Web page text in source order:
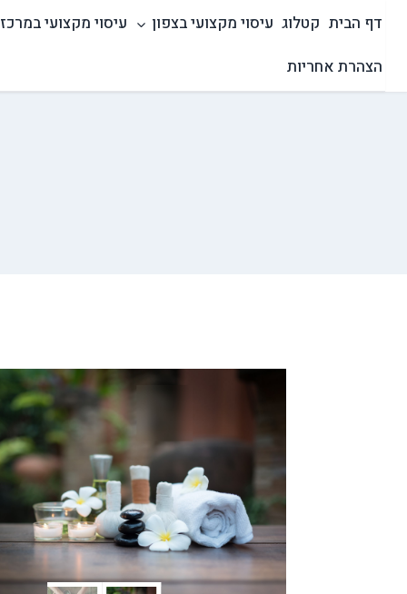
content
דף הבית קטלוג עיסוי מקצועי בצפון עיסוי מקצועי במרכז
הצהרת אחריות